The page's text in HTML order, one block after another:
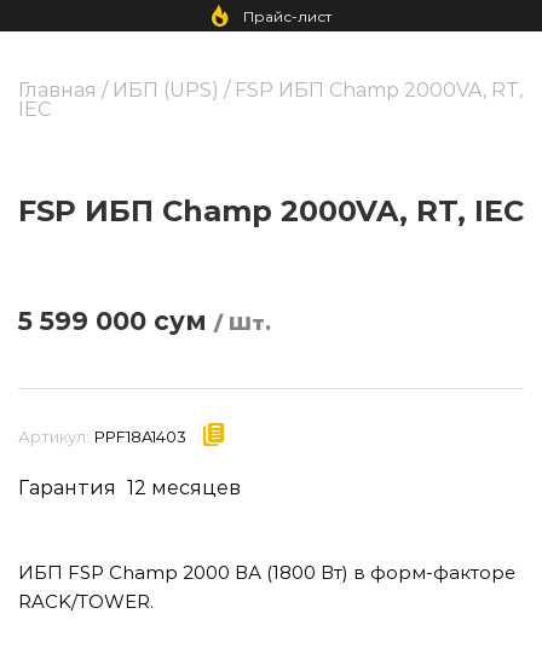
Прайс-лист
Главная / ИБП (UPS) / FSP ИБП Champ 2000VA, RT,
IEC
FSP ИБП Champ 2000VA, RT, IEC
5 599 000 сум / Шт.
Артикул: PPF18A1403
Гарантия 12 месяцев
ИБП FSP Champ 2000 ВА (1800 Вт) в форм-факторе
RACK/TOWER.